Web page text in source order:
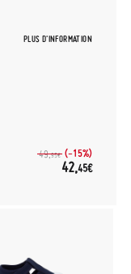
PLUS D'INFORMATION
49,95€ (-15%)
42,45€